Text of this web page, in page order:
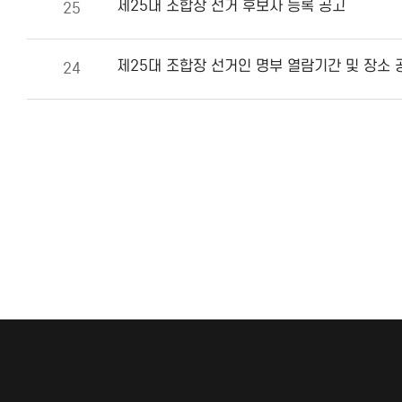
25 제25대 조합장 선거 후보자 등록 공고
24 제25대 조합장 선거인 명부 열람기간 및 장소